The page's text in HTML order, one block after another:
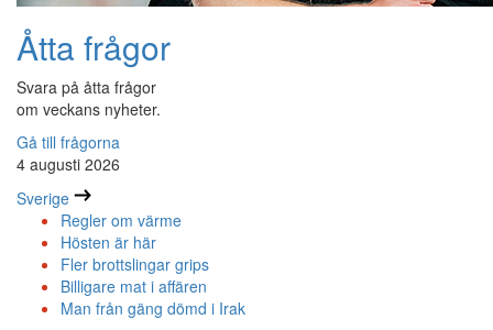
Åtta frågor
Svara på åtta frågor
om veckans nyheter.
Gå till frågorna
4 augusti 2026
Sverige
Regler om värme
Hösten är här
Fler brottslingar grips
Billigare mat i affären
Man från gäng dömd i Irak